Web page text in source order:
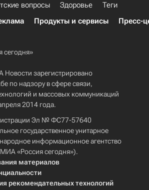
вопросы Здоровье
Теги
Продукты и сервисы Пресс-
Новости зарегистрировано
по надзору в сфере связи,
и массовых коммуникаций
2014 года.
Эл № ФС77-57640
государственное унитарное
информационное агентство
«Россия сегодня»).
материалов
рекомендательных технологий